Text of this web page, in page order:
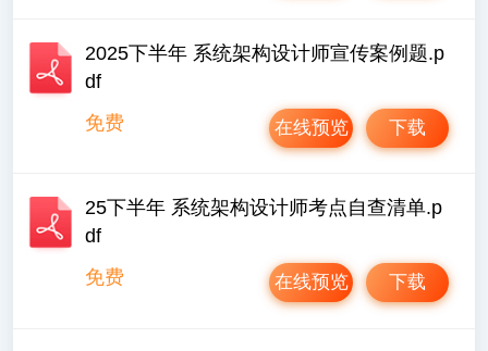
2025下半年 系统架构设计师宣传案例题.p
df
免费
下载
在线预览
25下半年 系统架构设计师考点自查清单.p
df
免费
下载
在线预览